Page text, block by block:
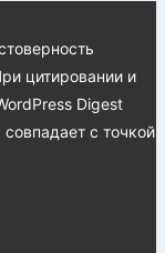
цитировании и
Digest
с точкой